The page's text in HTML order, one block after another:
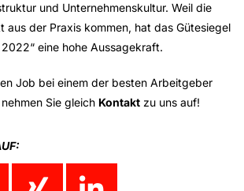
und Unternehmenskultur. Weil die
aus der Praxis kommen, hat das Gütesiegel
eine hohe Aussagekraft.
Job bei einem der besten Arbeitgeber
Sie gleich Kontakt zu uns auf!